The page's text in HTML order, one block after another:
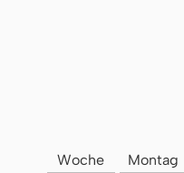
Woche Montag